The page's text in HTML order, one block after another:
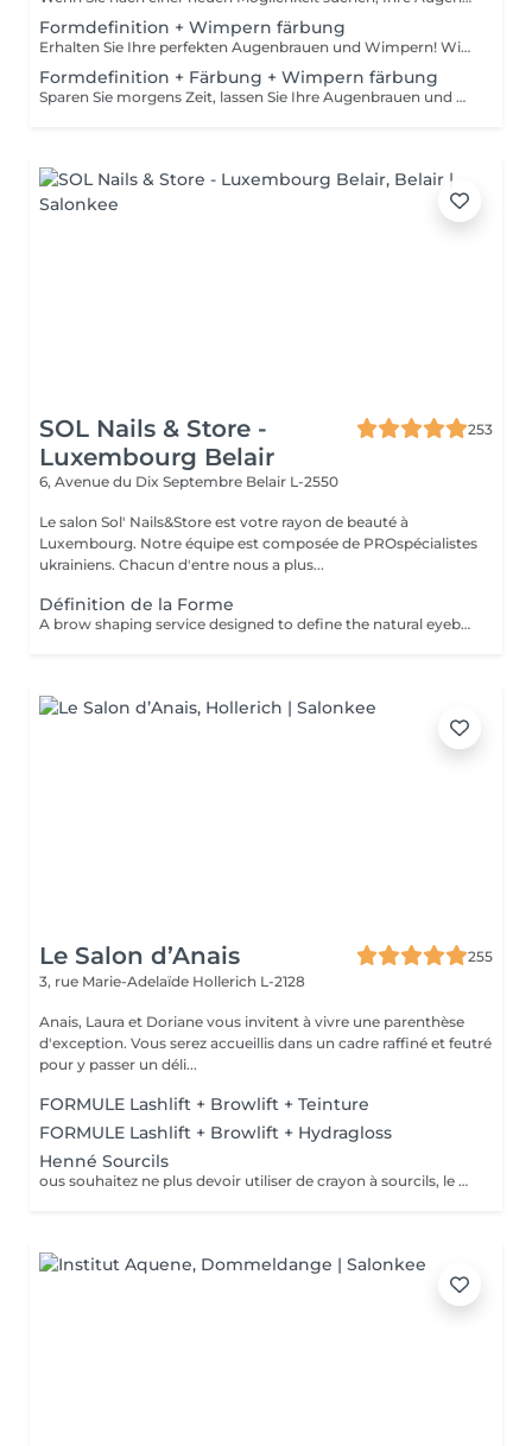
Formdefinition + Wimpern färbung
Erhalten Sie Ihre perfekten Augenbrauen und Wimpern! Wie wird die Form Definierung + Wimpern färben durchgeführt? - Beratung (um die perfekte Form und Farbe zu besprechen) - Vorbereitung (Augenbrauen werden gewaschen und markiert) - wachsen (Überschüssige Haare werden mit Wachs entfernt) - zupfen (Überschüssige Haare werden mit einer Pinzette entfernt) - Antiseptikum und Creme werden aufgetragen - Wimpern werden gewaschen - Augencreme wird aufgetragen - Klebeband und die Patches werden aufgetragen - färben - Klebeband und die Patches werden entfernt Altersbeschränkungen: empfohlenes Mindestalter ab 12 Jahren. Empfehlungen nach dem Eingriff: in den ersten 4 Stunden nach dem Eingriff keine Makeup-Produkte auf die Haut in der Nähe der Augenbrauen auftragen. Die Wimpern 24 Stunden nach dem Eingriff nicht nass machen. Frequenz: einmal in 3-4 Wochen.
Formdefinition + Färbung + Wimpern färbung
Sparen Sie morgens Zeit, lassen Sie Ihre Augenbrauen und Wimpern machen! Wie wird die Formgebung, das Färben Augenbrauen und Wimpern durchgeführt? - Beratung (um die perfekte Form und Farbe zu besprechen) - Vorbereitung (Augenbrauen werden gewaschen und markiert) - wachsen (Überschüssige Haare werden mit Wachs entfernt) - zupfen (Überschüssige Haare werden mit einer Pinzette entfernt) - färben (Farbe oder Henna wird aufgetragen) - Überschüssige Farbe wird entfernt - Antiseptikum und Creme werden aufgetragen - Wimpern werden gewaschen - Augencreme wird aufgetragen - Klebeband und die Patches werden aufgetragen - färben - Klebeband und die Patches werden entfernt Altersbeschränkungen: empfohlenes Mindestalter ab 14 Jahren. Empfehlungen nach dem Eingriff: die Augenbrauen und Wimpern vor 24 Stunden nicht nass machen und kein Make-up auftragen. Frequenz: einmal in 3-4 Wochen.
SOL Nails & Store -
Luxembourg Belair
253
6, Avenue du Dix Septembre Belair L-2550
Le salon Sol' Nails&Store est votre rayon de beauté à
Luxembourg. Notre équipe est composée de PROspécialistes
ukrainiens. Chacun d'entre nous a plus...
Définition de la Forme
A brow shaping service designed to define the natural eyebrow line and create a cleaner, more balanced look. The treatment includes defining the brow shape and removing unwanted hair for a refined result. Result: well-defined eyebrows that frame the face beautifully. Recommended frequency: every 3 to 4 weeks.
Le Salon d’Anais
255
3, rue Marie-Adelaïde Hollerich L-2128
Anais, Laura et Doriane vous invitent à vivre une parenthèse
d'exception. Vous serez accueillis dans un cadre raffiné et feutré
pour y passer un déli...
FORMULE Lashlift + Browlift + Teinture
FORMULE Lashlift + Browlift + Hydragloss
Henné Sourcils
ous souhaitez ne plus devoir utiliser de crayon à sourcils, le henné est ce qu'il vous faut. Il s'agit d'une teinture végétale qui va colorer la peau pendant 2 semaines et teinter les sourcils pendant au moins 6 semaines. Vous obtiendrez ainsi des sourcils parfaitement redessinés de façon plus durable. Le henné peut également être la solution pour raviver un microblading entre deux retouches, ceci vous permettra de tenir un peu plus longtemps avant de refaire le microblading.